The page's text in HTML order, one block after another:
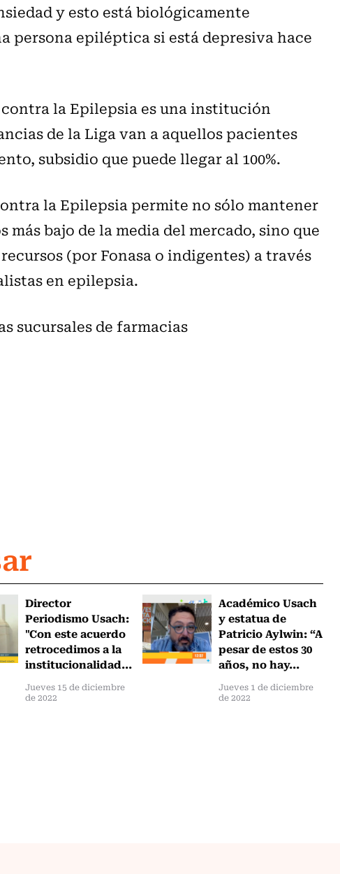
y esto está biológicamente
persona epiléptica si está depresiva hace
la Epilepsia es una institución
de la Liga van a aquellos pacientes
subsidio que puede llegar al 100%.
la Epilepsia permite no sólo mantener
bajo de la media del mercado, sino que
(por Fonasa o indigentes) a través
en epilepsia.
sucursales de farmacias
Director
Periodismo Usach:
"Con este acuerdo
retrocedimos a la
institucionalidad...
Jueves 15 de diciembre
de 2022
Académico Usach
y estatua de
Patricio Aylwin: “A
pesar de estos 30
años, no hay...
Jueves 1 de diciembre
de 2022